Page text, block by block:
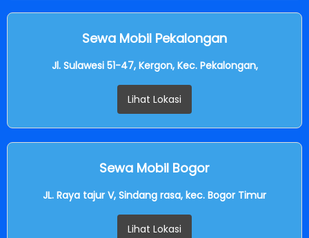
Sewa Mobil Pekalongan
Jl. Sulawesi 51-47, Kergon, Kec. Pekalongan,
Lihat Lokasi
Sewa Mobil Bogor
JL. Raya tajur V, Sindang rasa, kec. Bogor Timur
Lihat Lokasi